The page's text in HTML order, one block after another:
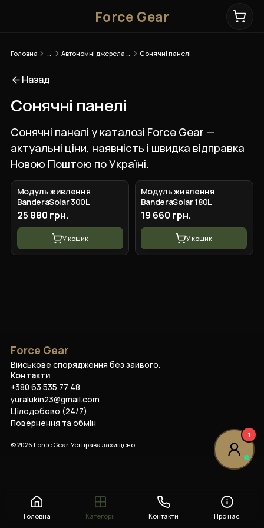
Force Gear
Головна Сонячні панелі
Назад
Сонячні панелі
Сонячні панелі у каталозі Force Gear —
актуальні ціни, наявність і швидка відправка
Новою Поштою по Україні.
Модуль живлення
BanderaSolar 300L
25 880 грн.
У кошик
Модуль живлення
BanderaSolar 180L
19 660 грн.
У кошик
Force Gear
Військове спорядження без зайвого.
Контакти
+380 63 535 77 48
yuralukin23@gmail.com
Цілодобово (24/7)
Повернення та обмін
©2026 Force Gear. Усі права захищено.
Головна Категорії Контакти Про нас
1